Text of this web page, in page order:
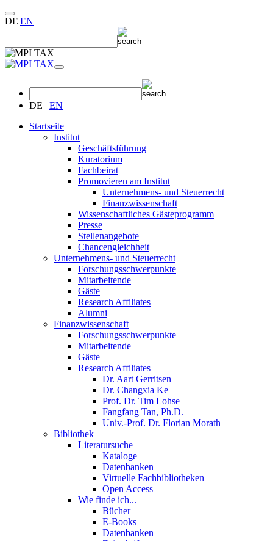
DE|EN
DE | EN
Startseite
Institut
Geschäftsführung
Kuratorium
Fachbeirat
Promovieren am Institut
Unternehmens- und Steuerrecht
Finanzwissenschaft
Wissenschaftliches Gästeprogramm
Presse
Stellenangebote
Chancengleichheit
Unternehmens- und Steuerrecht
Forschungsschwerpunkte
Mitarbeitende
Gäste
Research Affiliates
Alumni
Finanzwissenschaft
Forschungsschwerpunkte
Mitarbeitende
Gäste
Research Affiliates
Dr. Aart Gerritsen
Dr. Changxia Ke
Prof. Dr. Tim Lohse
Fangfang Tan, Ph.D.
Univ.-Prof. Dr. Florian Morath
Bibliothek
Literatursuche
Kataloge
Datenbanken
Virtuelle Fachbibliotheken
Open Access
Wie finde ich...
Bücher
E-Books
Datenbanken